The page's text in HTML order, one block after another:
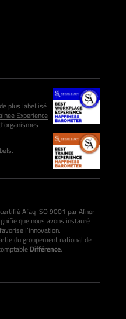
plus labellisé
Experience
Afaq ISO 9001 par Afnor
que nous avons instauré
l’innovation.
du groupement national de
Différence.